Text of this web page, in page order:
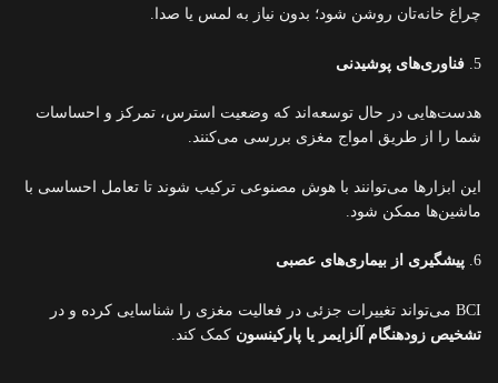
چراغ خانه‌تان روشن شود؛ بدون نیاز به لمس یا صدا.
5. فناوری‌های پوشیدنی
هدست‌هایی در حال توسعه‌اند که وضعیت استرس، تمرکز و احساسات
شما را از طریق امواج مغزی بررسی می‌کنند.
این ابزارها می‌توانند با هوش مصنوعی ترکیب شوند تا تعامل احساسی با
ماشین‌ها ممکن شود.
6. پیشگیری از بیماری‌های عصبی
BCI می‌تواند تغییرات جزئی در فعالیت مغزی را شناسایی کرده و در
تشخیص زودهنگام آلزایمر یا پارکینسون کمک کند.